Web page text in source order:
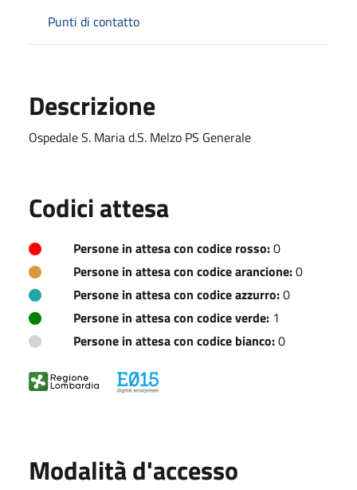
Punti di contatto
Descrizione
Ospedale S. Maria d.S. Melzo PS Generale
Codici attesa
Persone in attesa con codice rosso:0
Persone in attesa con codice arancione:0
Persone in attesa con codice azzurro:0
Persone in attesa con codice verde: 1
Persone in attesa con codice bianco:0
Modalità d'accesso